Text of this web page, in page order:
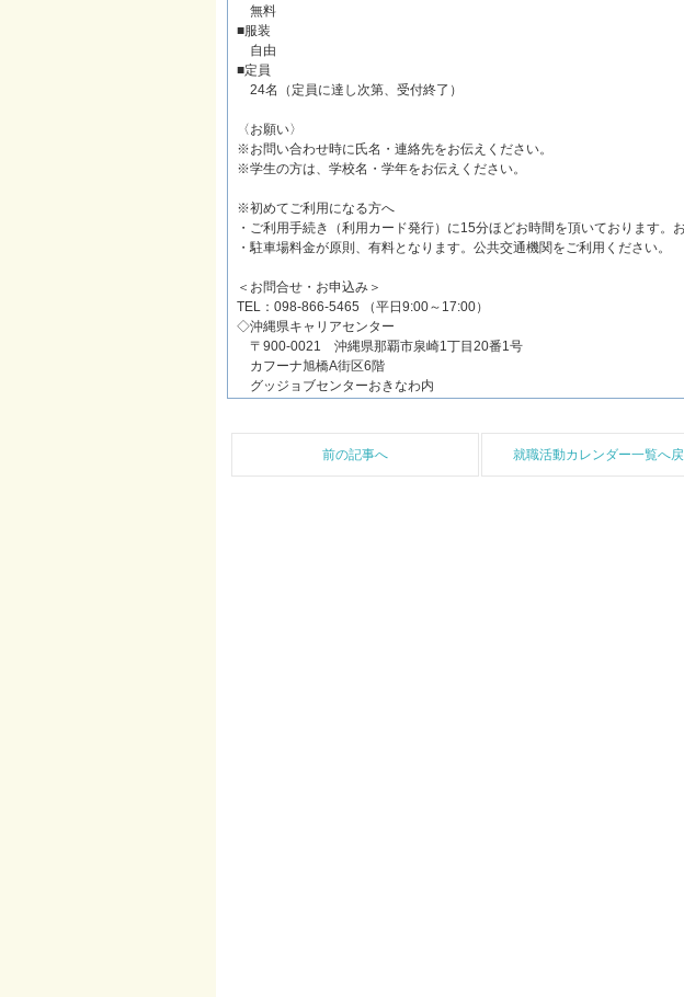
無料
■服装
自由
■定員
24名（定員に達し次第、受付終了）
〈お願い〉
※お問い合わせ時に氏名・連絡先をお伝えください。
※学生の方は、学校名・学年をお伝えください。
※初めてご利用になる方へ
・ご利用手続き（利用カード発行）に15分ほどお時間を頂いております。
・駐車場料金が原則、有料となります。公共交通機関をご利用ください。
＜お問合せ・お申込み＞
TEL：098-866-5465 （平日9:00～17:00）
◇沖縄県キャリアセンター
〒900-0021 沖縄県那覇市泉崎1丁目20番1号
カフーナ旭橋A街区6階
グッジョブセンターおきなわ内
前の記事へ 就職活動カレンダー一覧へ